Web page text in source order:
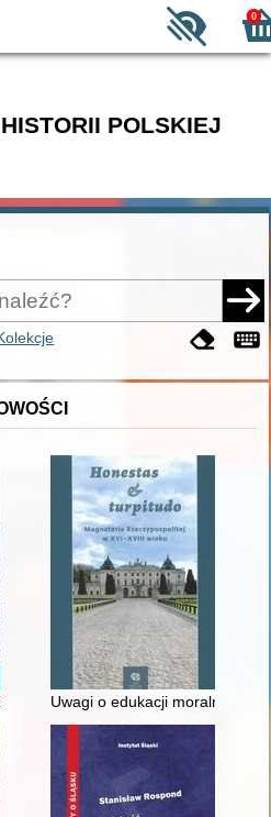
0
POLSKIEJ
: prestiż finansowy i
Uwagi o edukacji moralnej